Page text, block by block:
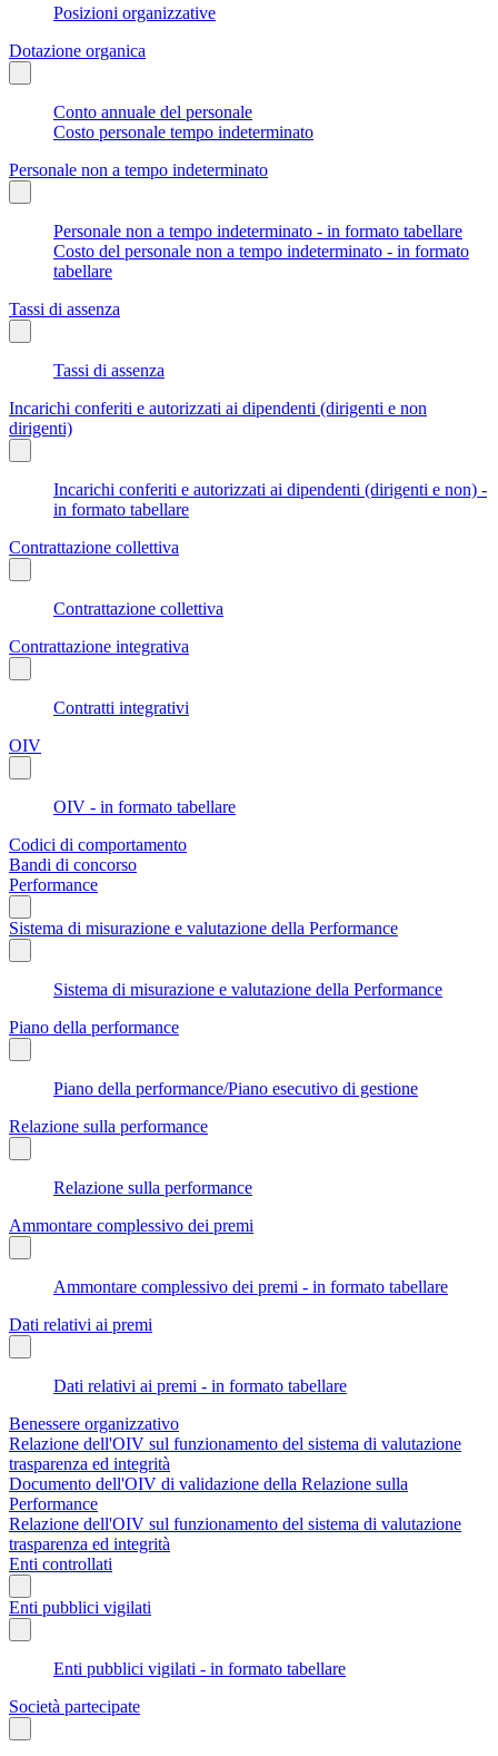
Posizioni organizzative
Dotazione organica
Conto annuale del personale
Costo personale tempo indeterminato
Personale non a tempo indeterminato
Personale non a tempo indeterminato - in formato tabellare
Costo del personale non a tempo indeterminato - in formato
tabellare
Tassi di assenza
Tassi di assenza
Incarichi conferiti e autorizzati ai dipendenti (dirigenti e non
dirigenti)
Incarichi conferiti e autorizzati ai dipendenti (dirigenti e non) -
in formato tabellare
Contrattazione collettiva
Contrattazione collettiva
Contrattazione integrativa
Contratti integrativi
OIV
OIV - in formato tabellare
Codici di comportamento
Bandi di concorso
Performance
Sistema di misurazione e valutazione della Performance
Sistema di misurazione e valutazione della Performance
Piano della performance
Piano della performance/Piano esecutivo di gestione
Relazione sulla performance
Relazione sulla performance
Ammontare complessivo dei premi
Ammontare complessivo dei premi - in formato tabellare
Dati relativi ai premi
Dati relativi ai premi - in formato tabellare
Benessere organizzativo
Relazione dell'OIV sul funzionamento del sistema di valutazione
trasparenza ed integrità
Documento dell'OIV di validazione della Relazione sulla
Performance
Relazione dell'OIV sul funzionamento del sistema di valutazione
trasparenza ed integrità
Enti controllati
Enti pubblici vigilati
Enti pubblici vigilati - in formato tabellare
Società partecipate